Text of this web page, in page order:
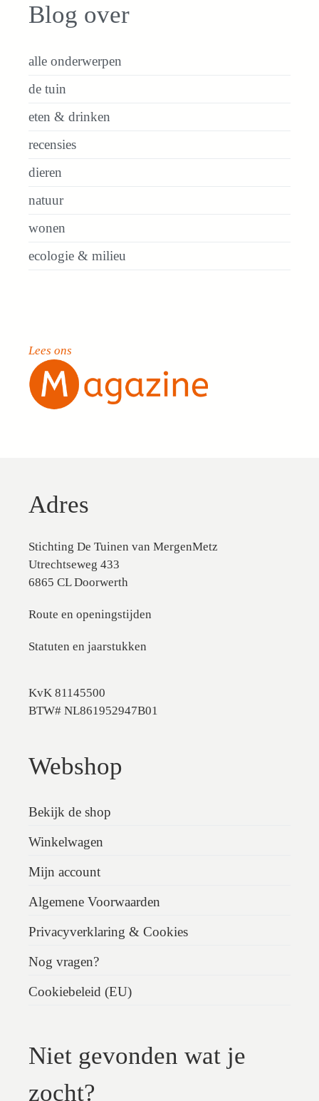
Blog over
alle onderwerpen
de tuin
eten & drinken
recensies
dieren
natuur
wonen
ecologie & milieu
Lees ons
Adres
Stichting De Tuinen van MergenMetz
Utrechtseweg 433
6865 CL Doorwerth
Route en openingstijden
Statuten en jaarstukken
KvK 81145500
BTW# NL861952947B01
Webshop
Bekijk de shop
Winkelwagen
Mijn account
Algemene Voorwaarden
Privacyverklaring & Cookies
Nog vragen?
Cookiebeleid (EU)
Niet gevonden wat je
zocht?